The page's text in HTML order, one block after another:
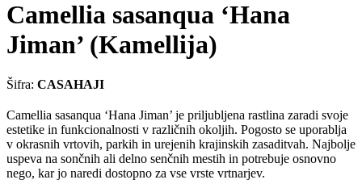
Camellia sasanqua ‘Hana
Jiman’ (Kamellija)
Šifra: CASAHAJI
Camellia sasanqua ‘Hana Jiman’ je priljubljena rastlina zaradi svoje
estetike in funkcionalnosti v različnih okoljih. Pogosto se uporablja
v okrasnih vrtovih, parkih in urejenih krajinskih zasaditvah. Najbolje
uspeva na sončnih ali delno senčnih mestih in potrebuje osnovno
nego, kar jo naredi dostopno za vse vrste vrtnarjev.